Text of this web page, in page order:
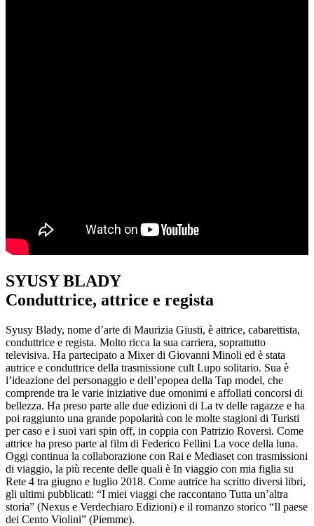
SYUSY BLADY
Conduttrice, attrice e regista
Syusy Blady, nome d’arte di Maurizia Giusti, è attrice, cabarettista,
conduttrice e regista. Molto ricca la sua carriera, soprattutto
televisiva. Ha partecipato a Mixer di Giovanni Minoli ed è stata
autrice e conduttrice della trasmissione cult Lupo solitario. Sua è
l’ideazione del personaggio e dell’epopea della Tap model, che
comprende tra le varie iniziative due omonimi e affollati concorsi di
bellezza. Ha preso parte alle due edizioni di La tv delle ragazze e ha
poi raggiunto una grande popolarità con le molte stagioni di Turisti
per caso e i suoi vari spin off, in coppia con Patrizio Roversi. Come
attrice ha preso parte al film di Federico Fellini La voce della luna.
Oggi continua la collaborazione con Rai e Mediaset con trasmissioni
di viaggio, la più recente delle quali è In viaggio con mia figlia su
Rete 4 tra giugno e luglio 2018. Come autrice ha scritto diversi libri,
gli ultimi pubblicati: “I miei viaggi che raccontano Tutta un’altra
storia” (Nexus e Verdechiaro Edizioni) e il romanzo storico “Il paese
dei Cento Violini” (Piemme).